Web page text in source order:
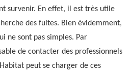
survenir. En effet, il est très utile
des fuites. Bien évidemment,
ne sont pas simples. Par
de contacter des professionnels
peut se charger de ces